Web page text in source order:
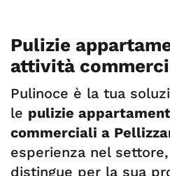
Pulizie
attività
Pulinoce è la tua
le pulizie
commerciali a
esperienza nel
distingue per la sua